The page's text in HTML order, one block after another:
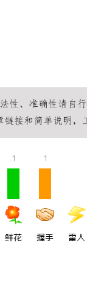
1
鲜花
1
握手 雷人